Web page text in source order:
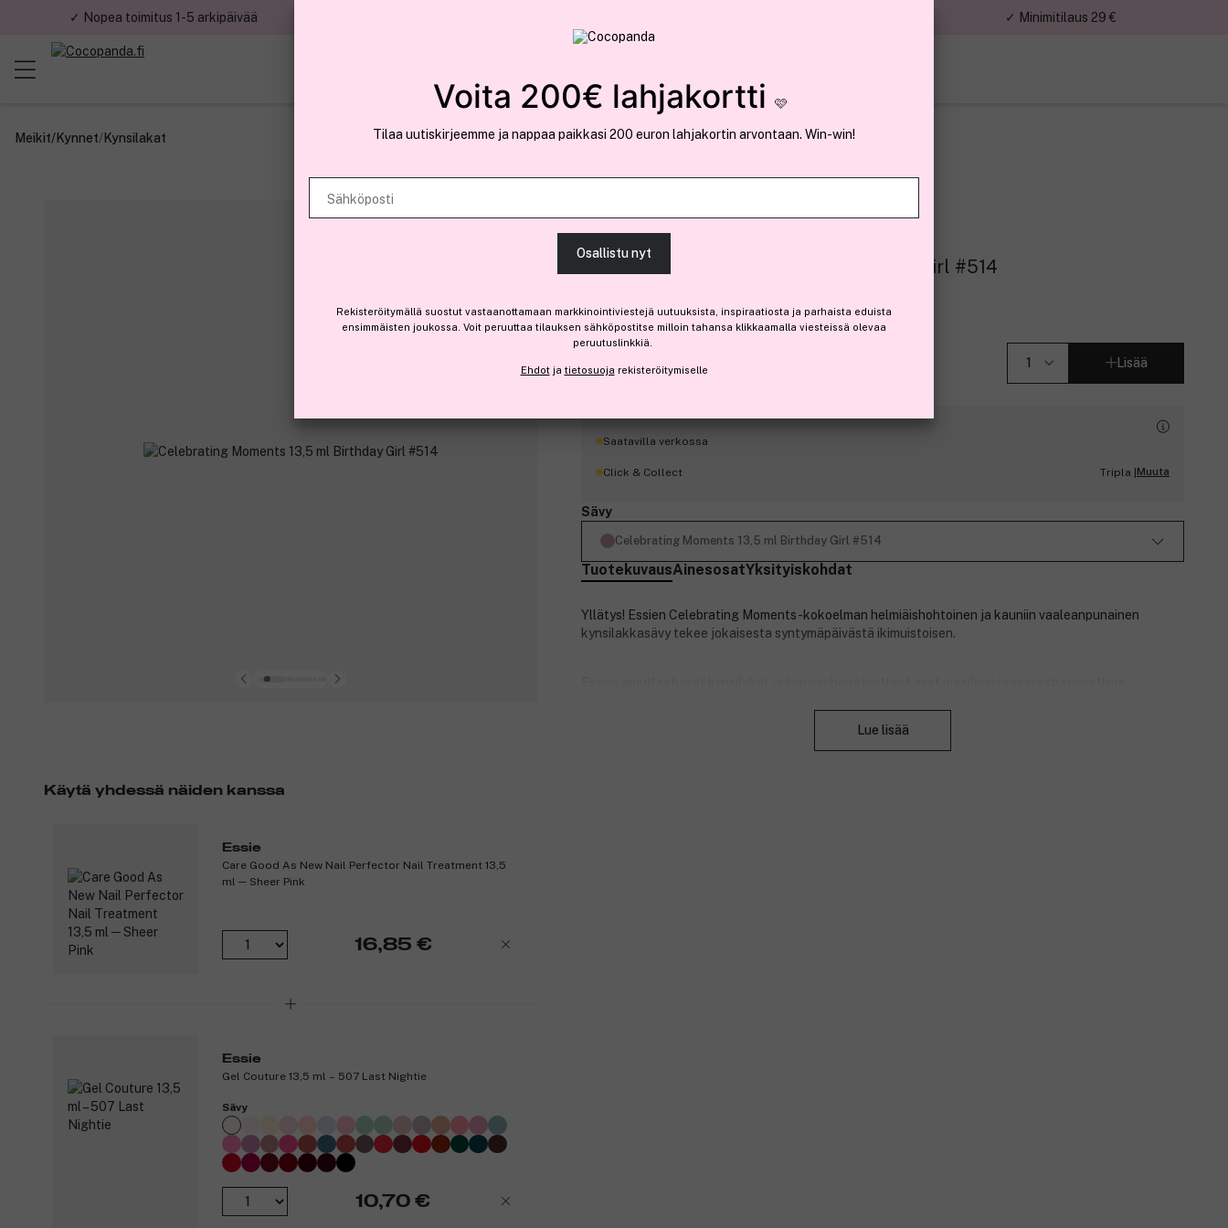
✓ Nopea toimitus 1-5 arkipäivää ✓ Minimitilaus 29 €
Meikit/Kynnet/Kynsilakat
Essie
Celebrating Moments 13,5 ml Birthday Girl #514
Vain 5 varastossa
71,85 € / 100ml
Lisää
Saatavilla verkossa
Click & Collect Tripla |Muuta
Sävy
Celebrating Moments 13,5 ml Birthday Girl #514
TuotekuvausAinesosatYksityiskohdat
Yllätys! Essien Celebrating Moments -kokoelman helmiäishohtoinen ja kauniin vaaleanpunainen
kynsilakkasävy tekee jokaisesta syntymäpäivästä ikimuistoisen.
Lue lisää
Käytä yhdessä näiden kanssa
Essie
Care Good As New Nail Perfector Nail Treatment 13,5
ml ─ Sheer Pink
16,85 €
Essie
Gel Couture 13,5 ml – 507 Last Nightie
Sävy
10,70 €
Voita 200€ lahjakortti 🩷
Tilaa uutiskirjeemme ja nappaa paikkasi 200 euron lahjakortin arvontaan. Win-win!
Sähköposti
Osallistu nyt
Rekisteröitymällä suostut vastaanottamaan markkinointiviestejä uutuuksista, inspiraatiosta ja parhaista eduista
ensimmäisten joukossa. Voit peruuttaa tilauksen sähköpostitse milloin tahansa klikkaamalla viesteissä olevaa
peruutuslinkkiä.
Ehdotja tietosuoja rekisteröitymiselle